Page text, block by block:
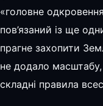
«головне
пов’язаний із ще
прагне захопити
не додало
складні правила